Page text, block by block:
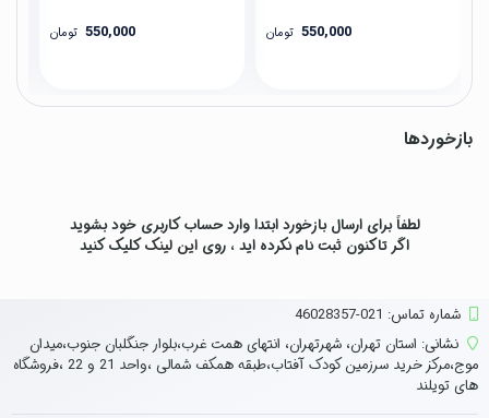
550,000 تومان 550,000 تومان
بازخوردها
لطفاً برای ارسال بازخورد ابتدا وارد حساب کاربری خود بشوید
اگر تاکنون ثبت نام نکرده اید ، روی این لینککلیک کنید
شماره تماس‌: 021-46028357
نشانی: استان تهران، شهرتهران، انتهای همت غرب،بلوار جنگلبان جنوب،میدان
موج،مرکز خرید سرزمین کودک آفتاب،طبقه همکف شمالی ،واحد 21 و 22 ،فروشگاه
های تویلند